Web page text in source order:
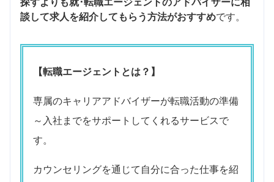
談して求人を紹介してもらう方法がおすすめです。
【転職エージェントとは？】
専属のキャリアアドバイザーが転職活動の準備
～入社までをサポートしてくれるサービスで
す。
カウンセリングを通じて自分に合った仕事を紹